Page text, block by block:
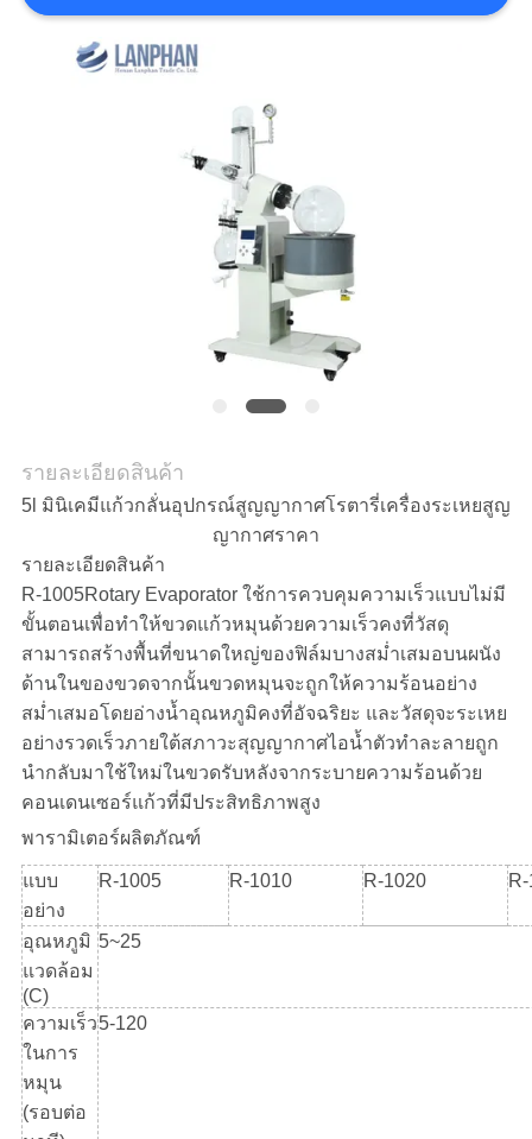
ความ
เป็น
ส่วน
ตัว
รายละเอียดสินค้า
5l มินิเคมีแก้วกลั่นอุปกรณ์สูญญากาศโรตารี่เครื่องระเหยสูญ
ญากาศราคา
รายละเอียดสินค้า
R-1005Rotary Evaporator ใช้การควบคุมความเร็วแบบไม่มี
ขั้นตอนเพื่อทำให้ขวดแก้วหมุนด้วยความเร็วคงที่วัสดุ
สามารถสร้างพื้นที่ขนาดใหญ่ของฟิล์มบางสม่ำเสมอบนผนัง
ด้านในของขวดจากนั้นขวดหมุนจะถูกให้ความร้อนอย่าง
สม่ำเสมอโดยอ่างน้ำอุณหภูมิคงที่อัจฉริยะ และวัสดุจะระเหย
อย่างรวดเร็วภายใต้สภาวะสุญญากาศไอน้ำตัวทำละลายถูก
นำกลับมาใช้ใหม่ในขวดรับหลังจากระบายความร้อนด้วย
คอนเดนเซอร์แก้วที่มีประสิทธิภาพสูง
พารามิเตอร์ผลิตภัณฑ์
แบบ
อย่าง
R-1005 R-1010 R-1020 R-
อุณหภูมิ
แวดล้อม
(C)
5~25
ความเร็ว
ในการ
หมุน
(รอบต่อ
5-120